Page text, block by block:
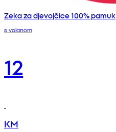
Zeka za djevojčice 100% pamuk
s volanom
12
KM